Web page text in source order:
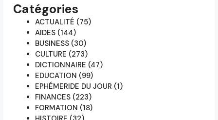
Catégories
ACTUALITÉ (75)
AIDES (144)
BUSINESS (30)
CULTURE (273)
DICTIONNAIRE (47)
EDUCATION (99)
EPHÉMERIDE DU JOUR (1)
FINANCES (223)
FORMATION (18)